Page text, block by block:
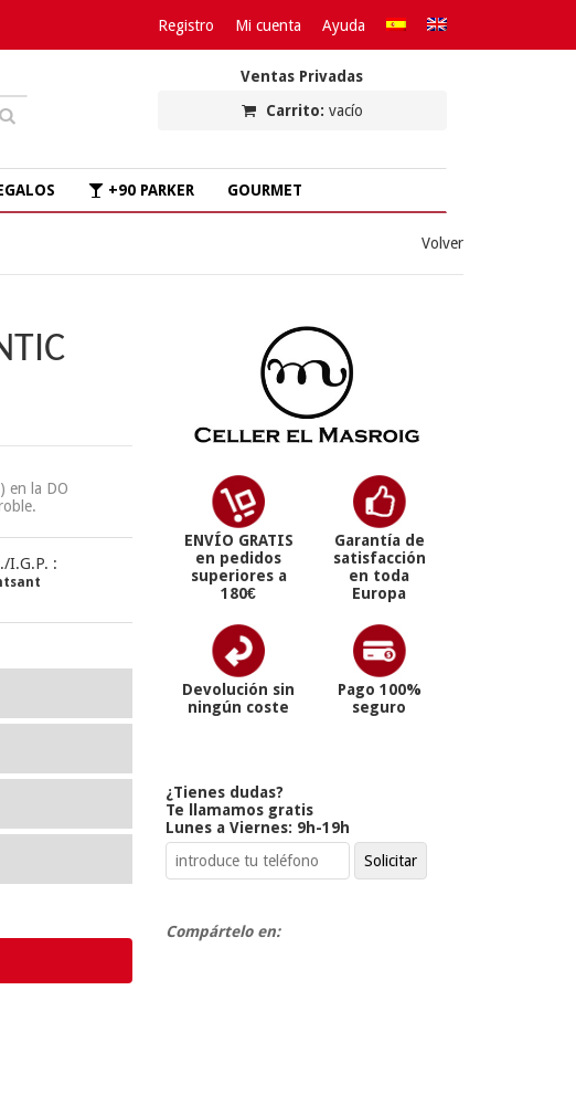
Registro Mi cuenta Ayuda
Ventas Privadas
Carrito: vacío
+90 PARKER GOURMET
Volver
en la DO
I.G.P. :
ENVÍO GRATIS
en pedidos
superiores a
180€
Garantía de
satisfacción
en toda
Europa
Devolución sin
ningún coste
Pago 100%
seguro
¿Tienes dudas?
Te llamamos gratis
Lunes a Viernes: 9h-19h
Compártelo en: